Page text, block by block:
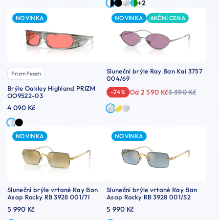
+2
NOVINKA
Prizm Peach
Brýle Oakley Highland PRIZM
OO9522-03
4 090 Kč
NOVINKA AKČNÍ CENA
Sluneční brýle Ray Ban Kai 3757
004/69
-24 % Od 2 590 Kč3 390 Kč
NOVINKA
Sluneční brýle vrtané Ray Ban
Asap Rocky RB 3928 001/7I
5 990 Kč
NOVINKA
Sluneční brýle vrtané Ray Ban
Asap Rocky RB 3928 001/S2
5 990 Kč